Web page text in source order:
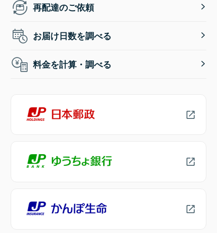
再配達のご依頼
お届け日数を調べる
料金を計算・調べる